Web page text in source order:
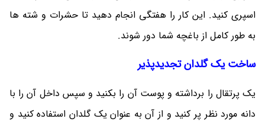
اسپری کنید. این کار را هفتگی انجام دهید تا حشرات و شته ها
به طور کامل از باغچه شما دور شوند.
ساخت یک گلدان تجدیدپذیر
یک پرتقال را برداشته و پوست آن را بکنید و سپس داخل آن را با
دانه مورد نظر پر کنید و از آن به عنوان یک گلدان استفاده کنید و